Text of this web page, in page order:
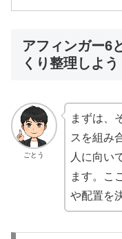
アフィンガー6
くり整理しよう
ごとう
まずは、
スを組み
人に向い
ます。こ
や配置を